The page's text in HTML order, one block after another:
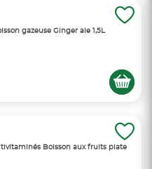
gazeuse Ginger ale 1,5L
Boisson aux fruits plate